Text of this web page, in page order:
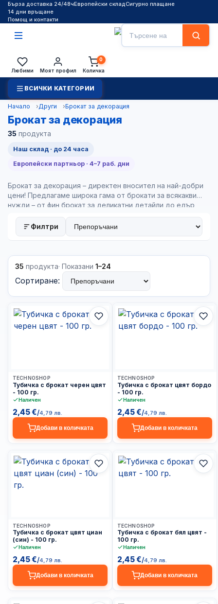
Бърза доставка 24/48чЕвропейски складСигурно плащане
14 дни връщане
Помощ и контакти
Търси
Любими Моят профил Количка
0
ВСИЧКИ КАТЕГОРИИ
Начало Други Брокат за декорация
Брокат за декорация
35 продукта
Наш склад · до 24 часа
Европейски партньор · 4–7 раб. дни
Брокат за декорация – директен вносител на най-добри
цени! Предлагаме широка гама от брокати за всякакви
нужди – от фин брокат за деликатни детайли до едър
търсите брокат…
Филтри Сортиране:
35 продукта· Показани 1–24
Сортиране:
Доставка до 24ч
TECHNOSHOP
Тубичка с брокат черен цвят
- 100 гр.
Наличен
2,45 €/4,79 лв.
Добави в количката
Доставка до 24ч
TECHNOSHOP
Тубичка с брокат цвят бордо
- 100 гр.
Наличен
2,45 €/4,79 лв.
Добави в количката
Доставка до 24ч
TECHNOSHOP
Тубичка с брокат цвят циан
(син) - 100 гр.
Наличен
2,45 €/4,79 лв.
Добави в количката
Доставка до 24ч
TECHNOSHOP
Тубичка с брокат бял цвят -
100 гр.
Наличен
2,45 €/4,79 лв.
Добави в количката